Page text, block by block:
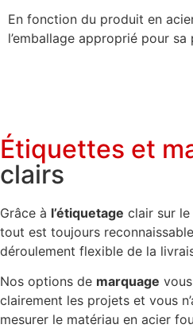
En fonction du produit en
l’emballage approprié pour
Étiquettes et
clairs
Grâce à l’étiquetage clair sur
tout est toujours
déroulement flexible de la
Nos options de marquage
clairement les projets et vous
mesurer le matériau en acier